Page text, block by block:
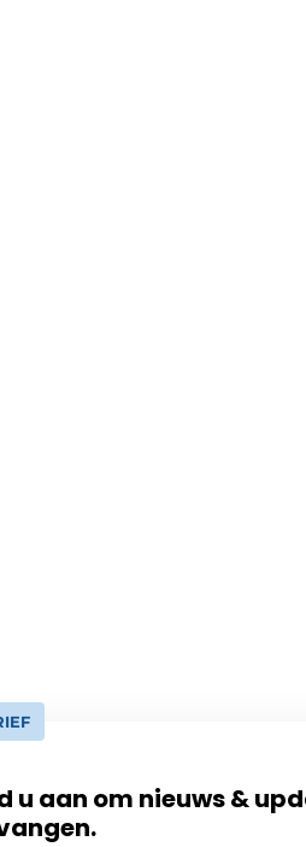
u aan om nieuws &